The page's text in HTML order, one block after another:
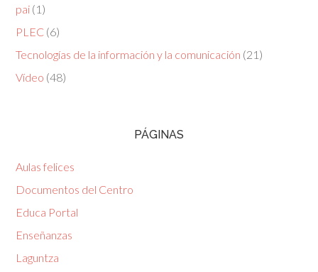
pai (1)
PLEC (6)
Tecnologías de la información y la comunicación (21)
Vídeo (48)
PÁGINAS
Aulas felices
Documentos del Centro
Educa Portal
Enseñanzas
Laguntza